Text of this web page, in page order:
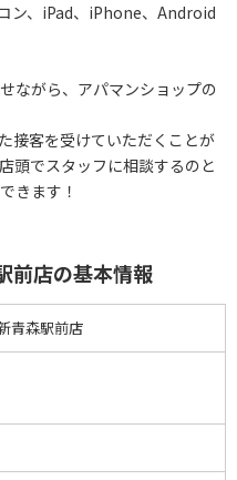
ン、iPad、iPhone、Android
ながら、アパマンショップの
接客を受けていただくことが
頭でスタッフに相談するのと
きます！
前店の基本情報
青森駅前店